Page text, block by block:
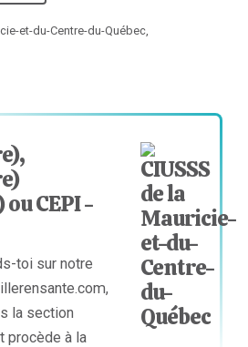
et-du-Centre-du-Québec,
CEPI -
toi sur notre
la section
procède à la